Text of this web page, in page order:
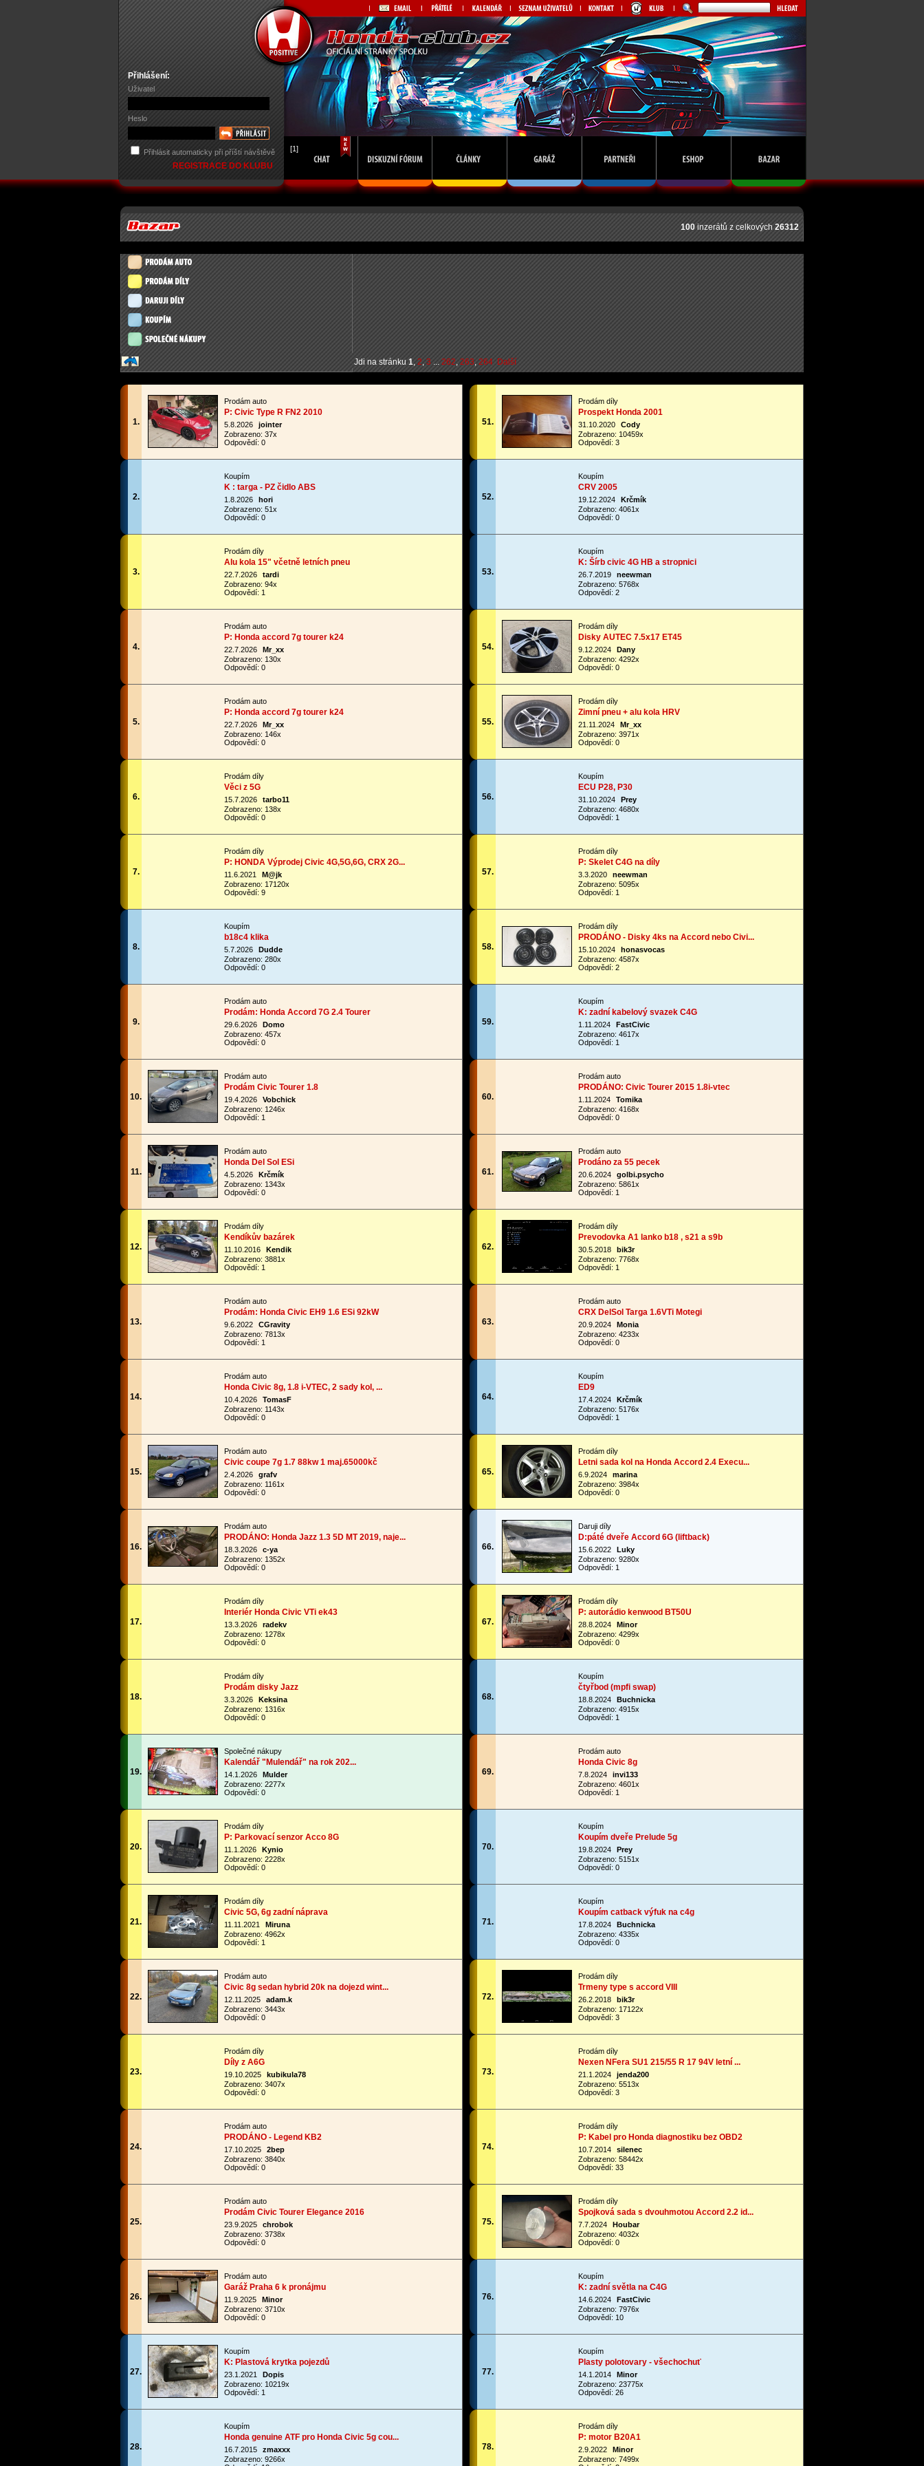
Přihlášení:
Uživatel
Heslo
Přihlásit automaticky při příští návštěvě
REGISTRACE DO KLUBU
[1]
100 inzerátů z celkových 26312
Jdi na stránku 1, 2, 3 ... 262, 263, 264 Další
1.
Prodám auto
P: Civic Type R FN2 2010
5.8.2026
jointer
Zobrazeno: 37x
Odpovědí: 0
2.
Koupím
K : targa - PZ čidlo ABS
1.8.2026
hori
Zobrazeno: 51x
Odpovědí: 0
3.
Prodám díly
Alu kola 15" včetně letních pneu
22.7.2026
tardi
Zobrazeno: 94x
Odpovědí: 1
4.
Prodám auto
P: Honda accord 7g tourer k24
22.7.2026
Mr_xx
Zobrazeno: 130x
Odpovědí: 0
5.
Prodám auto
P: Honda accord 7g tourer k24
22.7.2026
Mr_xx
Zobrazeno: 146x
Odpovědí: 0
6.
Prodám díly
Věci z 5G
15.7.2026
tarbo11
Zobrazeno: 138x
Odpovědí: 0
7.
Prodám díly
P: HONDA Výprodej Civic 4G,5G,6G, CRX 2G...
11.6.2021
M@jk
Zobrazeno: 17120x
Odpovědí: 9
8.
Koupím
b18c4 klika
5.7.2026
Dudde
Zobrazeno: 280x
Odpovědí: 0
9.
Prodám auto
Prodám: Honda Accord 7G 2.4 Tourer
29.6.2026
Domo
Zobrazeno: 457x
Odpovědí: 0
10.
Prodám auto
Prodám Civic Tourer 1.8
19.4.2026
Vobchick
Zobrazeno: 1246x
Odpovědí: 1
11.
Prodám auto
Honda Del Sol ESi
4.5.2026
Krčmík
Zobrazeno: 1343x
Odpovědí: 0
12.
Prodám díly
Kendíkův bazárek
11.10.2016
Kendik
Zobrazeno: 3881x
Odpovědí: 1
13.
Prodám auto
Prodám: Honda Civic EH9 1.6 ESi 92kW
9.6.2022
CGravity
Zobrazeno: 7813x
Odpovědí: 1
14.
Prodám auto
Honda Civic 8g, 1.8 i-VTEC, 2 sady kol, ...
10.4.2026
TomasF
Zobrazeno: 1143x
Odpovědí: 0
15.
Prodám auto
Civic coupe 7g 1.7 88kw 1 maj.65000kč
2.4.2026
grafv
Zobrazeno: 1161x
Odpovědí: 0
16.
Prodám auto
PRODÁNO: Honda Jazz 1.3 5D MT 2019, naje...
18.3.2026
c-ya
Zobrazeno: 1352x
Odpovědí: 0
17.
Prodám díly
Interiér Honda Civic VTi ek43
13.3.2026
radekv
Zobrazeno: 1278x
Odpovědí: 0
18.
Prodám díly
Prodám disky Jazz
3.3.2026
Keksina
Zobrazeno: 1316x
Odpovědí: 0
19.
Společné nákupy
Kalendář "Mulendář" na rok 202...
14.1.2026
Mulder
Zobrazeno: 2277x
Odpovědí: 0
20.
Prodám díly
P: Parkovací senzor Acco 8G
11.1.2026
Kynio
Zobrazeno: 2228x
Odpovědí: 0
21.
Prodám díly
Civic 5G, 6g zadní náprava
11.11.2021
Miruna
Zobrazeno: 4962x
Odpovědí: 1
22.
Prodám auto
Civic 8g sedan hybrid 20k na dojezd wint...
12.11.2025
adam.k
Zobrazeno: 3443x
Odpovědí: 0
23.
Prodám díly
Díly z A6G
19.10.2025
kubikula78
Zobrazeno: 3407x
Odpovědí: 0
24.
Prodám auto
PRODÁNO - Legend KB2
17.10.2025
2bep
Zobrazeno: 3840x
Odpovědí: 0
25.
Prodám auto
Prodám Civic Tourer Elegance 2016
23.9.2025
chrobok
Zobrazeno: 3738x
Odpovědí: 0
26.
Prodám auto
Garáž Praha 6 k pronájmu
11.9.2025
Minor
Zobrazeno: 3710x
Odpovědí: 0
27.
Koupím
K: Plastová krytka pojezdů
23.1.2021
Dopis
Zobrazeno: 10219x
Odpovědí: 1
28.
Koupím
Honda genuine ATF pro Honda Civic 5g cou...
16.7.2015
zmaxxx
Zobrazeno: 9266x
51.
Prodám díly
Prospekt Honda 2001
31.10.2020
Cody
Zobrazeno: 10459x
Odpovědí: 3
52.
Koupím
CRV 2005
19.12.2024
Krčmík
Zobrazeno: 4061x
Odpovědí: 0
53.
Koupím
K: Šírb civic 4G HB a stropnici
26.7.2019
neewman
Zobrazeno: 5768x
Odpovědí: 2
54.
Prodám díly
Disky AUTEC 7.5x17 ET45
9.12.2024
Dany
Zobrazeno: 4292x
Odpovědí: 0
55.
Prodám díly
Zimní pneu + alu kola HRV
21.11.2024
Mr_xx
Zobrazeno: 3971x
Odpovědí: 0
56.
Koupím
ECU P28, P30
31.10.2024
Prey
Zobrazeno: 4680x
Odpovědí: 1
57.
Prodám díly
P: Skelet C4G na díly
3.3.2020
neewman
Zobrazeno: 5095x
Odpovědí: 1
58.
Prodám díly
PRODÁNO - Disky 4ks na Accord nebo Civi...
15.10.2024
honasvocas
Zobrazeno: 4587x
Odpovědí: 2
59.
Koupím
K: zadní kabelový svazek C4G
1.11.2024
FastCivic
Zobrazeno: 4617x
Odpovědí: 1
60.
Prodám auto
PRODÁNO: Civic Tourer 2015 1.8i-vtec
1.11.2024
Tomika
Zobrazeno: 4168x
Odpovědí: 0
61.
Prodám auto
Prodáno za 55 pecek
20.6.2024
golbi.psycho
Zobrazeno: 5861x
Odpovědí: 1
62.
Prodám díly
Prevodovka A1 lanko b18 , s21 a s9b
30.5.2018
bik3r
Zobrazeno: 7768x
Odpovědí: 1
63.
Prodám auto
CRX DelSol Targa 1.6VTi Motegi
20.9.2024
Monia
Zobrazeno: 4233x
Odpovědí: 0
64.
Koupím
ED9
17.4.2024
Krčmík
Zobrazeno: 5176x
Odpovědí: 1
65.
Prodám díly
Letni sada kol na Honda Accord 2.4 Execu...
6.9.2024
marina
Zobrazeno: 3984x
Odpovědí: 0
66.
Daruji díly
D:páté dveře Accord 6G (liftback)
15.6.2022
Luky
Zobrazeno: 9280x
Odpovědí: 1
67.
Prodám díly
P: autorádio kenwood BT50U
28.8.2024
Minor
Zobrazeno: 4299x
Odpovědí: 0
68.
Koupím
čtyřbod (mpfi swap)
18.8.2024
Buchnicka
Zobrazeno: 4915x
Odpovědí: 1
69.
Prodám auto
Honda Civic 8g
7.8.2024
invi133
Zobrazeno: 4601x
Odpovědí: 1
70.
Koupím
Koupím dveře Prelude 5g
19.8.2024
Prey
Zobrazeno: 5151x
Odpovědí: 0
71.
Koupím
Koupím catback výfuk na c4g
17.8.2024
Buchnicka
Zobrazeno: 4335x
Odpovědí: 0
72.
Prodám díly
Trmeny type s accord VIII
26.2.2018
bik3r
Zobrazeno: 17122x
Odpovědí: 3
73.
Prodám díly
Nexen NFera SU1 215/55 R 17 94V letní ...
21.1.2024
jenda200
Zobrazeno: 5513x
Odpovědí: 3
74.
Prodám díly
P: Kabel pro Honda diagnostiku bez OBD2
10.7.2014
silenec
Zobrazeno: 58442x
Odpovědí: 33
75.
Prodám díly
Spojková sada s dvouhmotou Accord 2.2 id...
7.7.2024
Houbar
Zobrazeno: 4032x
Odpovědí: 0
76.
Koupím
K: zadní světla na C4G
14.6.2024
FastCivic
Zobrazeno: 7976x
Odpovědí: 10
77.
Koupím
Plasty polotovary - všechochuť
14.1.2014
Minor
Zobrazeno: 23775x
Odpovědí: 26
78.
Prodám díly
P: motor B20A1
2.9.2022
Minor
Zobrazeno: 7499x